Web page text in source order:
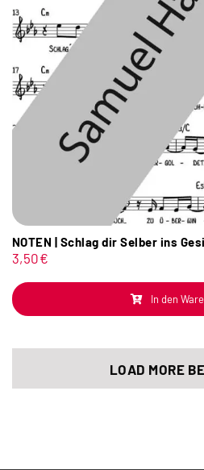
NOTEN | Schlag dir Selber ins
3,50€
In den
LOAD MORE